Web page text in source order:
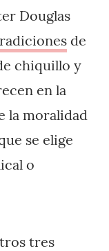
Douglas
de
chiquillo y
en la
la moralidad
se elige
o
tres